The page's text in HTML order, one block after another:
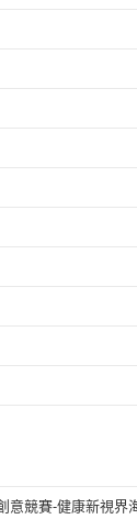
意競賽-健康新視界